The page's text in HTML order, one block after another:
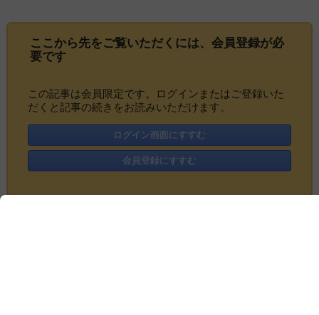
ここから先をご覧いただくには、 会員登録が必
要です
この記事は会員限定です。ログインまたはご登録いた
だくと記事の続きをお読みいただけます。
ログイン画面にすすむ
会員登録にすすむ